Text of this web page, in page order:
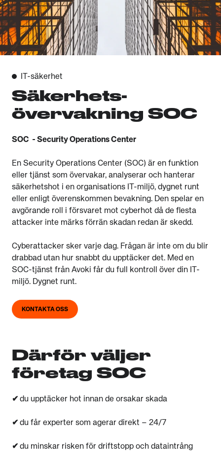
IT-säkerhet
Säkerhets-
övervakning SOC
SOC - Security Operations Center
En Security Operations Center (SOC) är en funktion
eller tjänst som övervakar, analyserar och hanterar
säkerhetshot i en organisations IT-miljö, dygnet runt
eller enligt överenskommen bevakning. Den spelar en
avgörande roll i försvaret mot cyberhot då de flesta
attacker inte märks förrän skadan redan är skedd.
Cyberattacker sker varje dag. Frågan är inte om du blir
drabbad utan hur snabbt du upptäcker det. Med en
SOC-tjänst från Avoki får du full kontroll över din IT-
miljö. Dygnet runt.
KONTAKTA OSS
Därför väljer
företag SOC
✔ du upptäcker hot innan de orsakar skada
✔ du får experter som agerar direkt – 24/7
✔ du minskar risken för driftstopp och dataintrång